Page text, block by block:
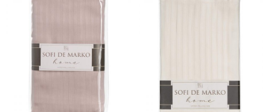
50*70 - 1 шт.
50*70 - 1 шт.